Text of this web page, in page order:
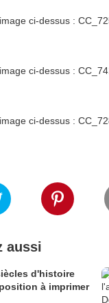
ci-dessus :
ci-dessus :
ci-dessus :
aussi
d'histoire
à imprimer